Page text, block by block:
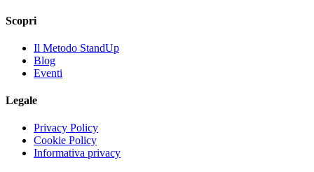
Scopri
Il Metodo StandUp
Blog
Eventi
Legale
Privacy Policy
Cookie Policy
Informativa privacy